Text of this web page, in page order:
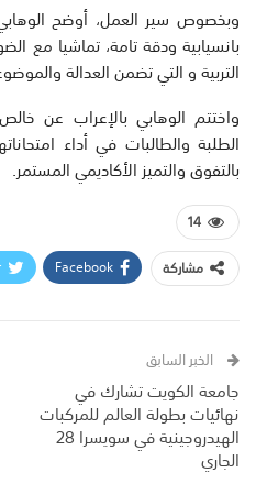
وبخصوص سير العمل، أوضح
بانسيابية ودقة تامة، تماشيا مع
التربية و التي تضمن العدالة
واختتم الوهابي بالإعراب عن
الطلبة والطالبات في أداء
بالتفوق والتميز الأكاديمي المستمر.
14
مشاركة
Facebook
الخبر السابق
جامعة الكويت تشارك في
نهائيات بطولة العالم للمركبات
الهيدروجينية في سويسرا 28
الجاري